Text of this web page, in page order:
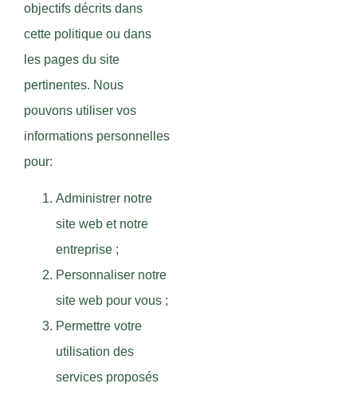
objectifs décrits dans
cette politique ou dans
les pages du site
pertinentes. Nous
pouvons utiliser vos
informations personnelles
pour:
Administrer notre
site web et notre
entreprise ;
Personnaliser notre
site web pour vous ;
Permettre votre
utilisation des
services proposés